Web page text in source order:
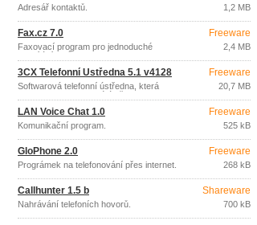
Adresář kontaktů. 1,2 MB
Fax.cz 7.0
Faxovací program pro jednoduché
odesílání faxů z PC.
Freeware
2,4 MB
3CX Telefonní Ústředna 5.1 v4128
Softwarová telefonní ústředna, která
nahrazuje hardwarové ústředny.
Freeware
20,7 MB
LAN Voice Chat 1.0
Komunikační program.
Freeware
525 kB
GloPhone 2.0
Prográmek na telefonování přes internet.
Freeware
268 kB
Callhunter 1.5 b
Nahrávání telefoních hovorů.
Shareware
700 kB